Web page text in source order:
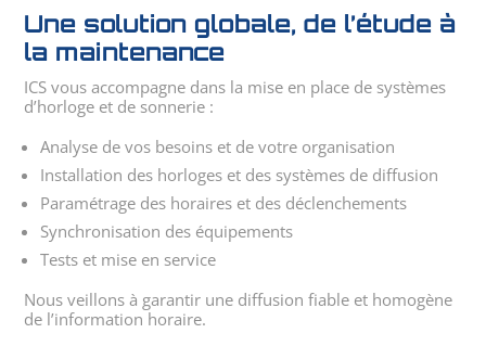
Une solution globale, de l’étude à
la maintenance
ICS vous accompagne dans la mise en place de systèmes
d’horloge et de sonnerie :
Analyse de vos besoins et de votre organisation
Installation des horloges et des systèmes de diffusion
Paramétrage des horaires et des déclenchements
Synchronisation des équipements
Tests et mise en service
Nous veillons à garantir une diffusion fiable et homogène
de l’information horaire.